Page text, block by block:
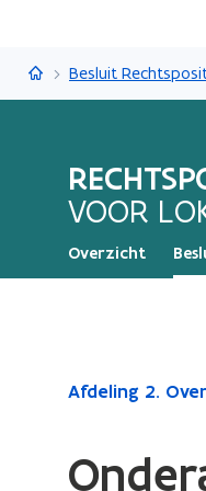
Rechtspositieregeling
Besluit
VOOR
Overzicht
Gedaan
Afdeling 2.